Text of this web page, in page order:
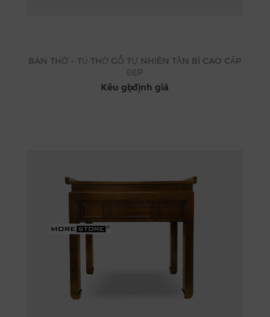
BÀN THỜ - TỦ THỜ GỖ TỰ NHIÊN TẦN BÌ CAO CẤP
ĐẸP
Kêu gọi định giá